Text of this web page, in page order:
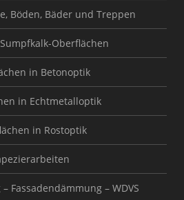
Böden, Bäder und Treppen
Oberflächen
in Betonoptik
in Echtmetalloptik
in Rostoptik
Fassadendämmung – WDVS